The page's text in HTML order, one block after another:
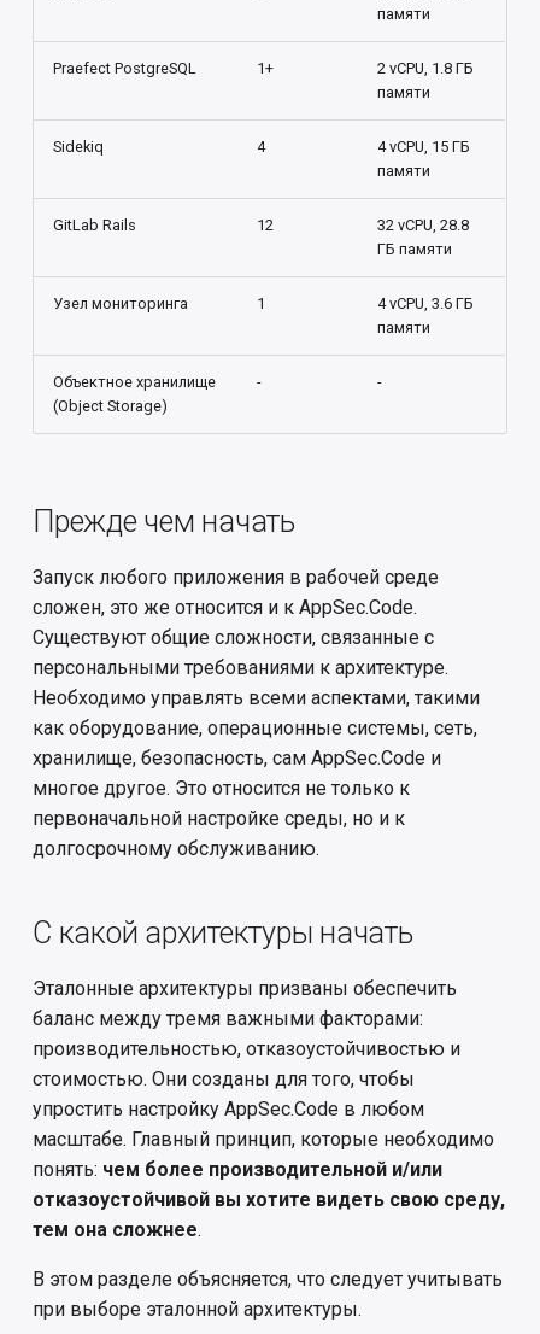
памяти
Praefect PostgreSQL 1+
2 vCPU, 1.8 ГБ
памяти
Sidekiq 4
4 vCPU, 15 ГБ
памяти
GitLab Rails 12
32 vCPU, 28.8
ГБ памяти
Узел мониторинга 1
4 vCPU, 3.6 ГБ
памяти
Объектное хранилище
(Object Storage)
- -
Прежде чем начать
Запуск любого приложения в рабочей среде
сложен, это же относится и к AppSec.Code.
Существуют общие сложности, связанные с
персональными требованиями к архитектуре.
Необходимо управлять всеми аспектами, такими
как оборудование, операционные системы, сеть,
хранилище, безопасность, сам AppSec.Code и
многое другое. Это относится не только к
первоначальной настройке среды, но и к
долгосрочному обслуживанию.
С какой архитектуры начать
Эталонные архитектуры призваны обеспечить
баланс между тремя важными факторами:
производительностью, отказоустойчивостью и
стоимостью. Они созданы для того, чтобы
упростить настройку AppSec.Code в любом
масштабе. Главный принцип, которые необходимо
понять: чем более производительной и/или
отказоустойчивой вы хотите видеть свою среду,
тем она сложнее.
В этом разделе объясняется, что следует учитывать
при выборе эталонной архитектуры.